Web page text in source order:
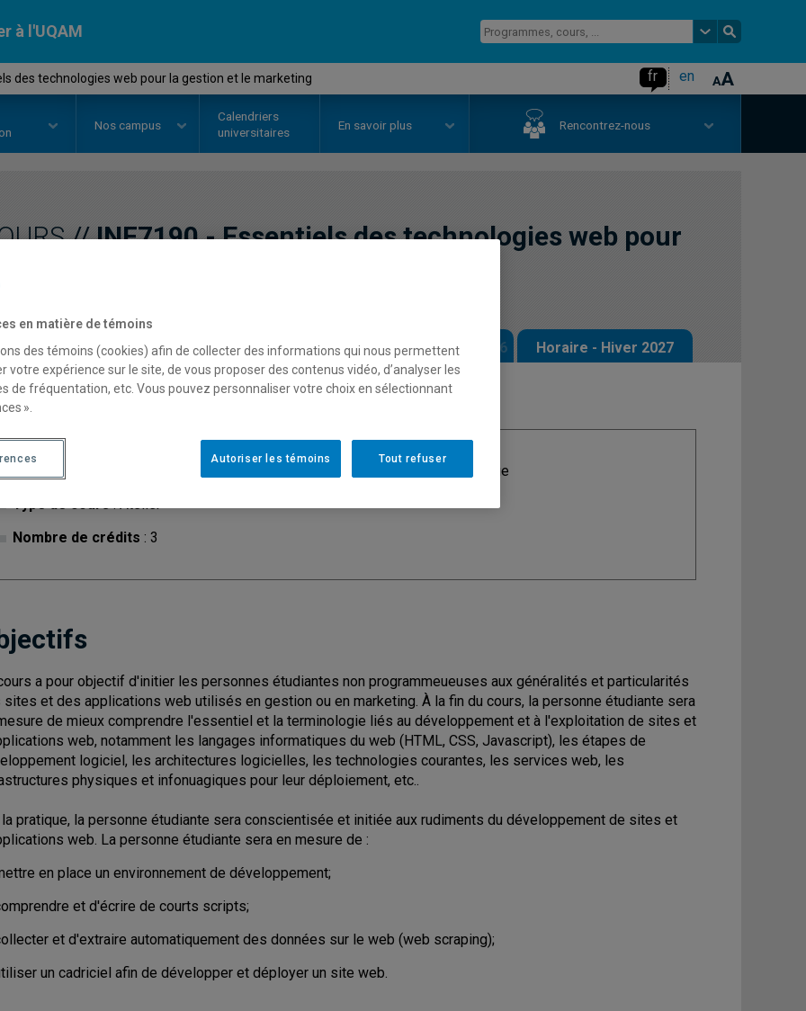
à l'UQAM
des technologies web pour la gestion et le marketing fr en
Nos campus
Calendriers
universitaires
En savoir plus Rencontrez-nous
// INF7190-Essentiels des technologies web pour
Description Horaire - Été 2026 Horaire - Automne 2026 Horaire - Hiver 2027
Type de cours: Atelier
Nombre de crédits : 3
: Informatique
a pour objectif d'initier les personnes étudiantes non programmeueuses aux généralités et particularités
sites et des applications web utilisés en gestion ou en marketing. À la fin du cours, la personne étudiante sera
de mieux comprendre l'essentiel et la terminologie liés au développement et à l'exploitation de sites et
web, notamment les langages informatiques du web (HTML, CSS, Javascript), les étapes de
logiciel, les architectures logicielles, les technologies courantes, les services web, les
physiques et infonuagiques pour leur déploiement, etc..
la pratique, la personne étudiante sera conscientisée et initiée aux rudiments du développement de sites et
web. La personne étudiante sera en mesure de :
en place un environnement de développement;
et d'écrire de courts scripts;
et d'extraire automatiquement des données sur le web (web scraping);
un cadriciel afin de développer et déployer un site web.
en matière de témoins
des témoins (cookies) afin de collecter des informations qui nous permettent
votre expérience sur le site, de vous proposer des contenus vidéo, d’analyser les
de fréquentation, etc. Vous pouvez personnaliser votre choix en sélectionnant
».
Tout refuser
Autoriser les témoins